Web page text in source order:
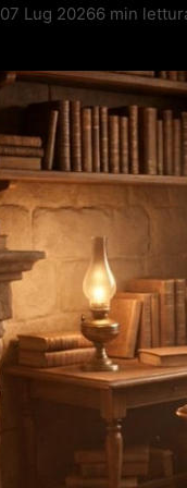
07 Lug 20266 min